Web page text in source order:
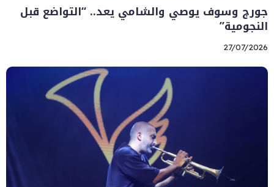
جورج وسوف يوصي والشامي يعد.. “التواضع قبل
النجومية”
27/07/2026